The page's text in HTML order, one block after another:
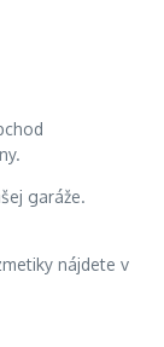
garáže.
nájdete v